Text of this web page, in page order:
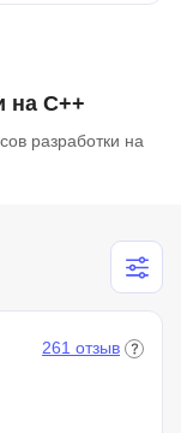
на C++
разработки на
261 отзыв